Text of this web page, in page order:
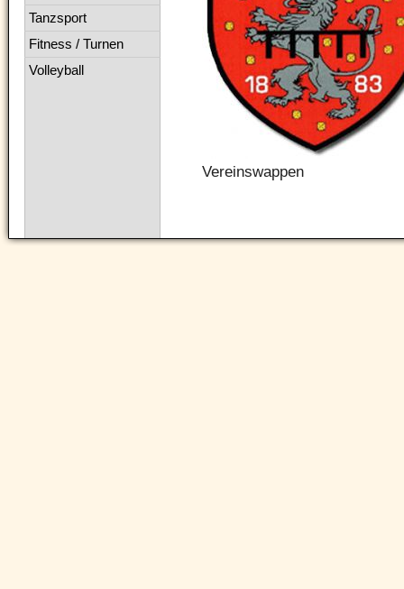
Vereinswappen
Tanzsport
Fitness / Turnen
Volleyball
Navigation